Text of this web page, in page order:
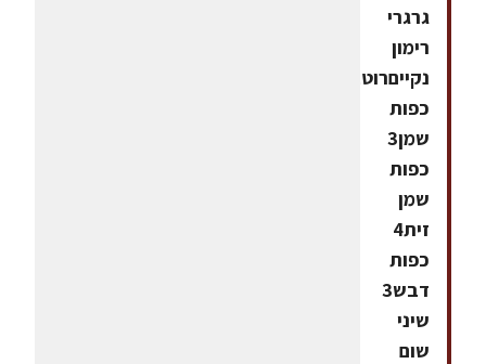
גרגרי
רימון
כפות
שמן3
כפות
שמן
זית4
כפות
דבש3
שיני
שום